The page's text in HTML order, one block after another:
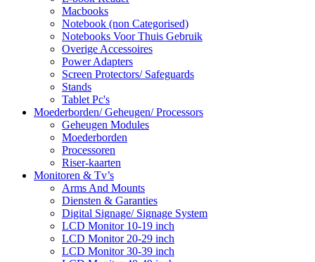
Macbooks
Notebook (non Categorised)
Notebooks Voor Thuis Gebruik
Overige Accessoires
Power Adapters
Screen Protectors/ Safeguards
Stands
Tablet Pc's
Moederborden/ Geheugen/ Processors
Geheugen Modules
Moederborden
Processoren
Riser-kaarten
Monitoren & Tv’s
Arms And Mounts
Diensten & Garanties
Digital Signage/ Signage System
LCD Monitor 10-19 inch
LCD Monitor 20-29 inch
LCD Monitor 30-39 inch